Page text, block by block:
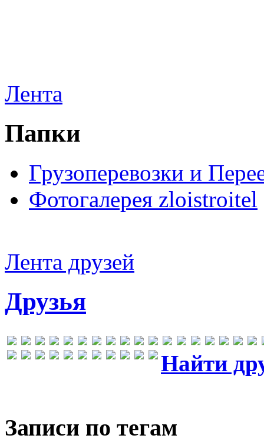
Лента
Папки
Грузоперевозки и
Фотогалерея zloistroitel
Лента друзей
Друзья
Найти
Записи по тегам